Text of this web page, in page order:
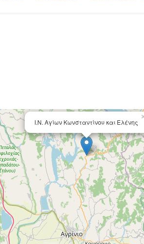
Ι.Ν. Αγίων Κωνσταντίνου και Ελένης